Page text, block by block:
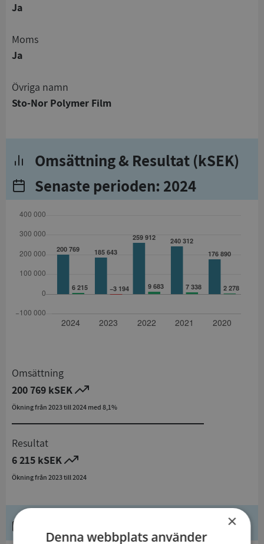
Ja
Moms
Ja
Övriga namn
Sto-Nor Polymer Film
Omsättning & Resultat (kSEK)
Senaste perioden: 2024
Omsättning
200 769 kSEK
Ökning från 2023 till 2024 med 8,1%
Resultat
6 215 kSEK
Ökning från 2023 till 2024
×
Denna webbplats använder